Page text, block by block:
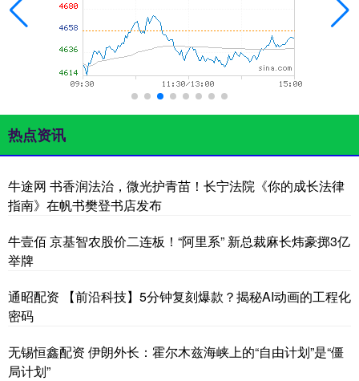
热点资讯
牛途网 书香润法治，微光护青苗！长宁法院《你的成长法律
指南》在帆书樊登书店发布
牛壹佰 京基智农股价二连板！“阿里系” 新总裁麻长炜豪掷3亿
举牌
通昭配资 【前沿科技】5分钟复刻爆款？揭秘AI动画的工程化
密码
无锡恒鑫配资 伊朗外长：霍尔木兹海峡上的“自由计划”是“僵
局计划”